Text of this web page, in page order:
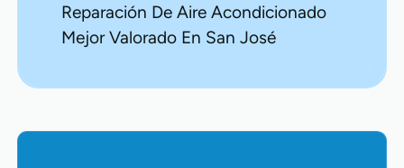
Reparación De Aire Acondicionado
Mejor Valorado En San José